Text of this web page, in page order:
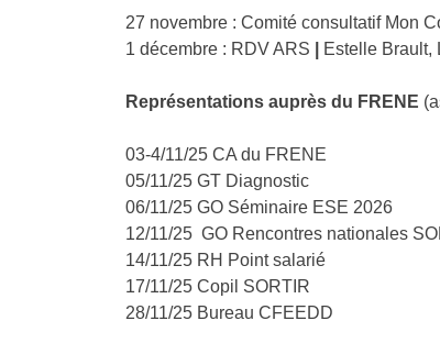
27 novembre : Comité consultatif Mon
1 décembre : RDV ARS
Estelle Brault,
Représentations auprès du FRENE
03-4/11/25 CA du FRENE
05/11/25 GT Diagnostic
06/11/25 GO Séminaire ESE 2026
12/11/25 GO Rencontres nationales
14/11/25 RH Point salarié
17/11/25 Copil SORTIR
28/11/25 Bureau CFEEDD